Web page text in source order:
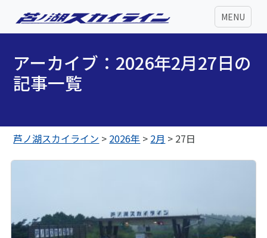
MENU
アーカイブ：2026年2月27日の
記事一覧
芦ノ湖スカイライン > 2026年 > 2月 > 27日